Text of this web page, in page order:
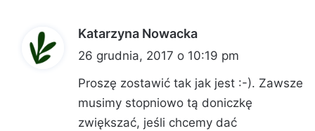
Katarzyna Nowacka
i
e
26 grudnia, 2017 o 10:19 pm
Proszę zostawić tak jak jest :-). Zawsze
musimy stopniowo tą doniczkę
zwiększać, jeśli chcemy dać